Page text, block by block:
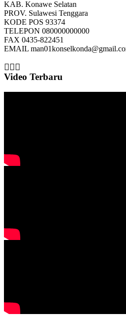
KAB. Konawe Selatan
PROV. Sulawesi Tenggara
KODE POS 93374
TELEPON 080000000000
FAX 0435-822451
EMAIL
Video Terbaru